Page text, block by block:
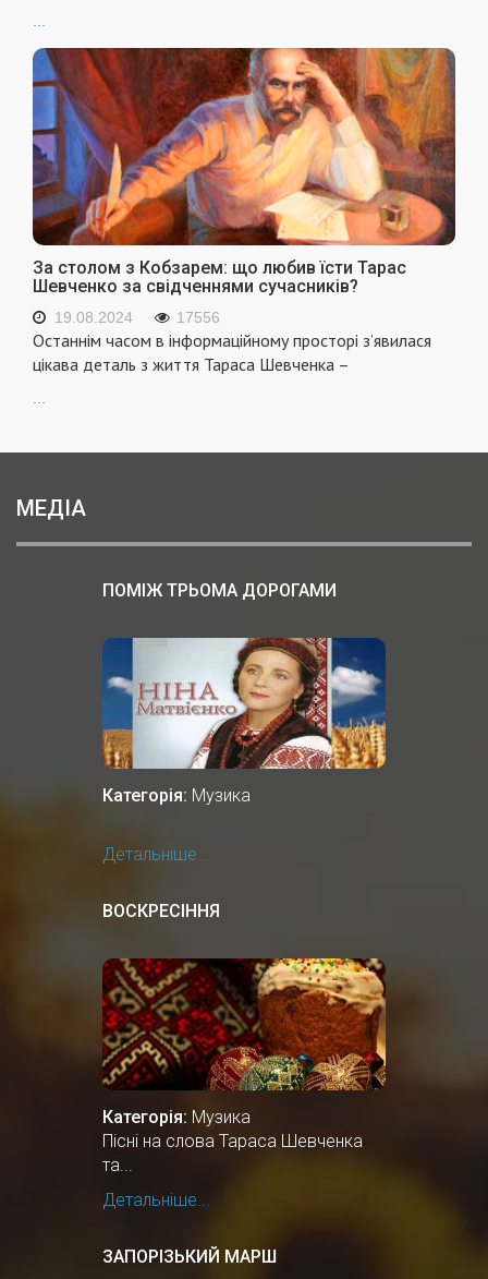
...
За столом з Кобзарем: що любив їсти Тарас
Шевченко за свідченнями сучасників?
19.08.2024 17556
Останнім часом в інформаційному просторі з’явилася
цікава деталь з життя Тараса Шевченка –
МЕДІА
ПОМІЖ ТРЬОМА ДОРОГАМИ
Категорія: Музика
Детальніше...
ВОСКРЕСІННЯ
Категорія: Музика
Пісні на слова Тараса Шевченка
та...
Детальніше...
ЗАПОРІЗЬКИЙ МАРШ